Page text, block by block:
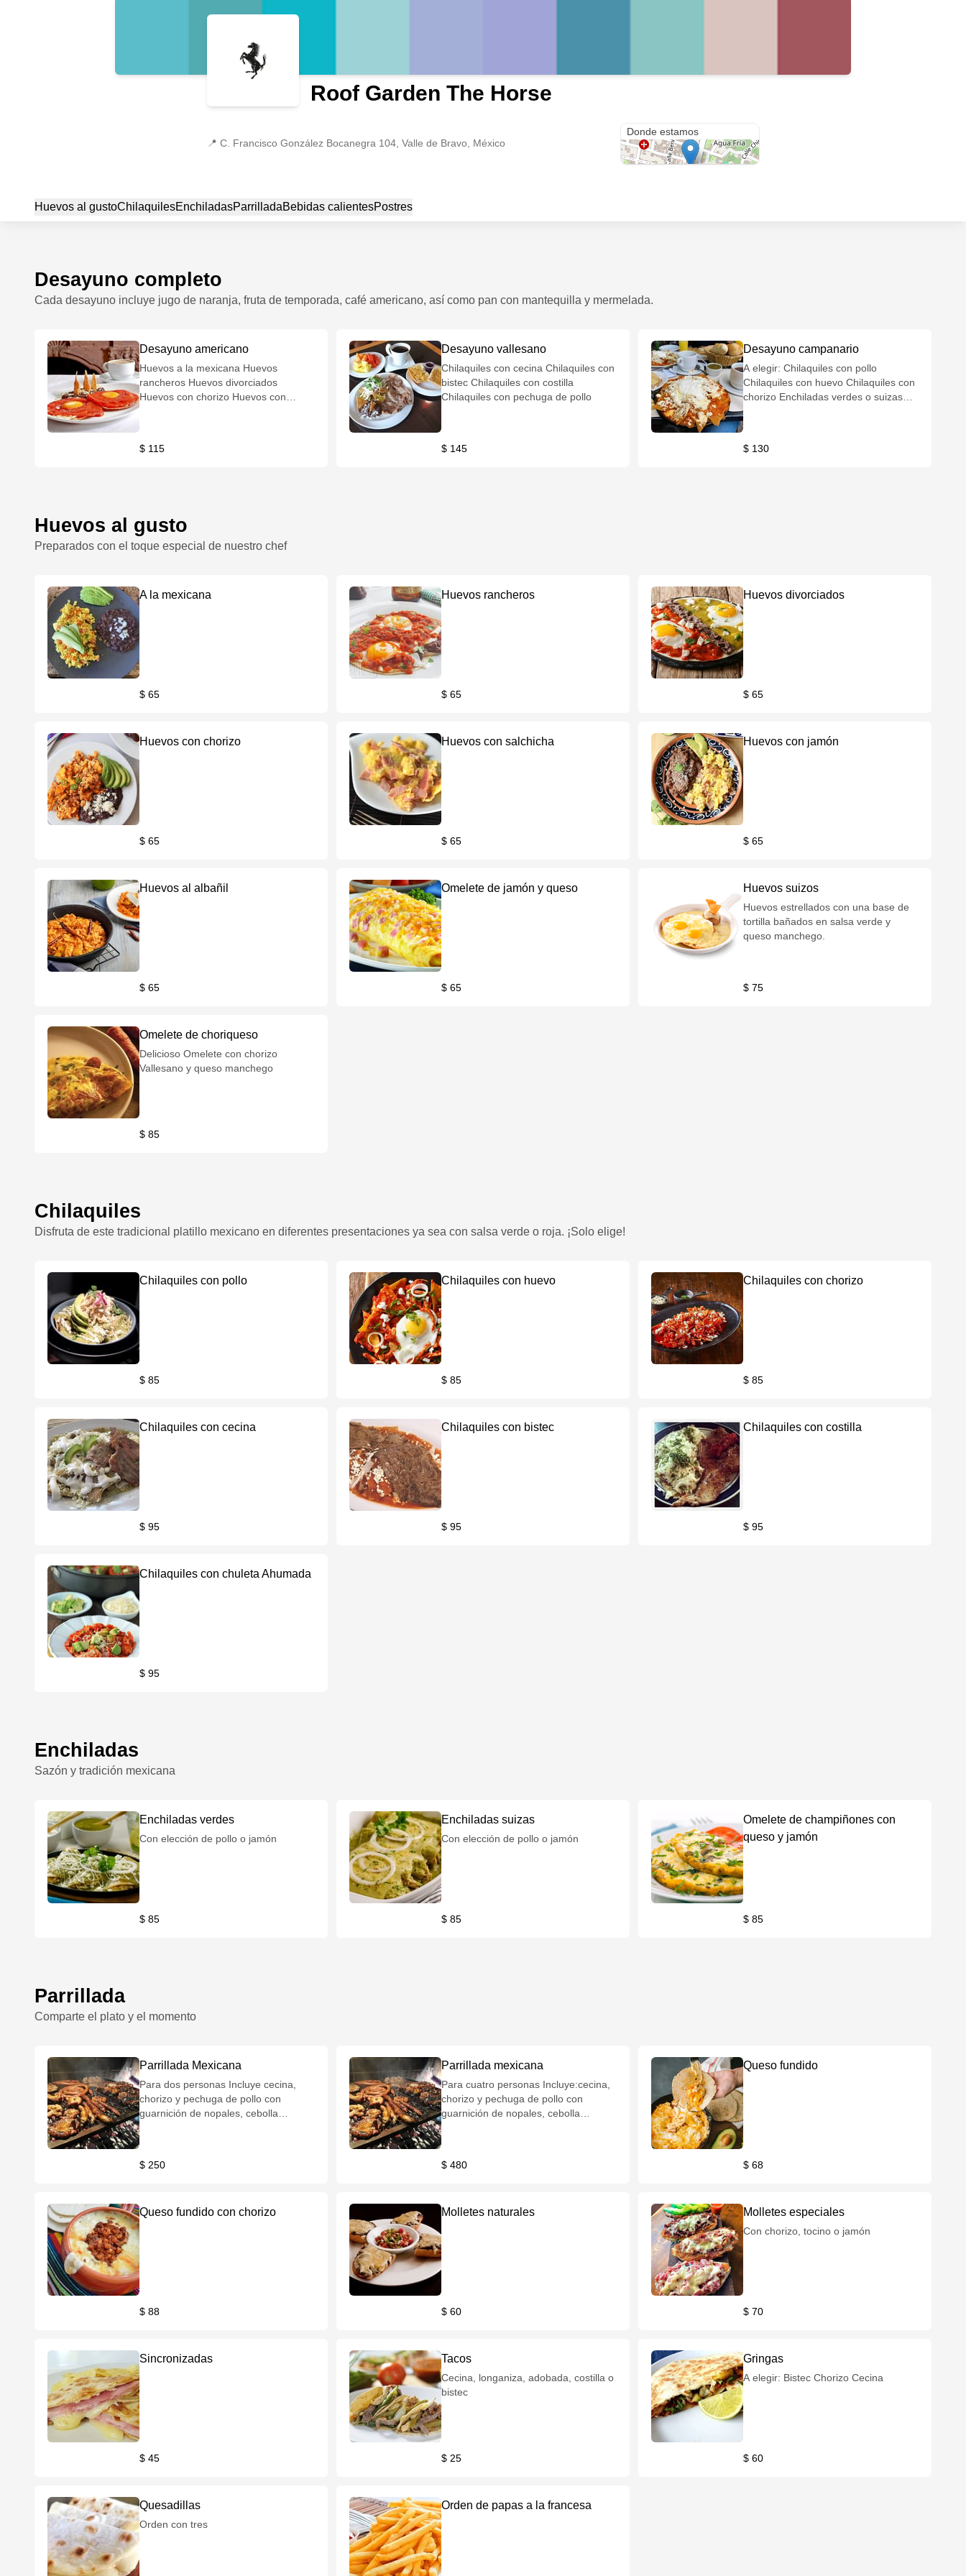
Roof Garden The Horse
📍 C. Francisco González Bocanegra 104, Valle de Bravo, México
Donde estamos
Huevos al gustoChilaquilesEnchiladasParrilladaBebidas calientesPostres
Desayuno completo
Cada desayuno incluye jugo de naranja, fruta de temporada, café americano, así como pan con mantequilla y mermelada.
Desayuno americano
Huevos a la mexicana Huevos
rancheros Huevos divorciados
Huevos con chorizo Huevos con
Omelette de jamón con queso
$ 115
Desayuno vallesano
Chilaquiles con cecina Chilaquiles con
bistec Chilaquiles con costilla
Chilaquiles con pechuga de pollo
$ 145
Desayuno campanario
A elegir: Chilaquiles con pollo
Chilaquiles con huevo Chilaquiles con
chorizo Enchiladas verdes o suizas
$ 130
Huevos al gusto
Preparados con el toque especial de nuestro chef
A la mexicana
$ 65
Huevos rancheros
$ 65
Huevos divorciados
$ 65
Huevos con chorizo
$ 65
Huevos con salchicha
$ 65
Huevos con jamón
$ 65
Huevos al albañil
$ 65
Omelete de jamón y queso
$ 65
Huevos suizos
Huevos estrellados con una base de
tortilla bañados en salsa verde y
queso manchego.
$ 75
Omelete de choriqueso
Delicioso Omelete con chorizo
Vallesano y queso manchego
$ 85
Chilaquiles
Disfruta de este tradicional platillo mexicano en diferentes presentaciones ya sea con salsa verde o roja. ¡Solo elige!
Chilaquiles con pollo
$ 85
Chilaquiles con huevo
$ 85
Chilaquiles con chorizo
$ 85
Chilaquiles con cecina
$ 95
Chilaquiles con bistec
$ 95
Chilaquiles con costilla
$ 95
Chilaquiles con chuleta Ahumada
$ 95
Enchiladas
Sazón y tradición mexicana
Enchiladas verdes
Con elección de pollo o jamón
$ 85
Enchiladas suizas
Con elección de pollo o jamón
$ 85
Omelete de champiñones con
queso y jamón
$ 85
Parrillada
Comparte el plato y el momento
Parrillada Mexicana
Para dos personas Incluye cecina,
chorizo y pechuga de pollo con
guarnición de nopales, cebolla
$ 250
Parrillada mexicana
Para cuatro personas Incluye:cecina,
chorizo y pechuga de pollo con
guarnición de nopales, cebolla
$ 480
Queso fundido
$ 68
Queso fundido con chorizo
$ 88
Molletes naturales
$ 60
Molletes especiales
Con chorizo, tocino o jamón
$ 70
Sincronizadas
$ 45
Tacos
Cecina, longaniza, adobada, costilla o
bistec
$ 25
Gringas
A elegir: Bistec Chorizo Cecina
$ 60
Quesadillas
Orden con tres
Orden de papas a la francesa